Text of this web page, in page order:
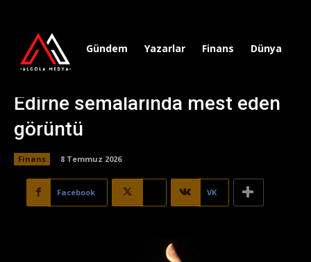
Gündem Yazarlar Finans Dünya
Edirne semalarında mest eden
görüntü
Finans 8 Temmuz 2026
Facebook VK